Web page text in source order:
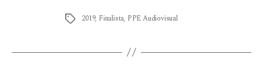
2019, Finalista, PPE Audiovisual